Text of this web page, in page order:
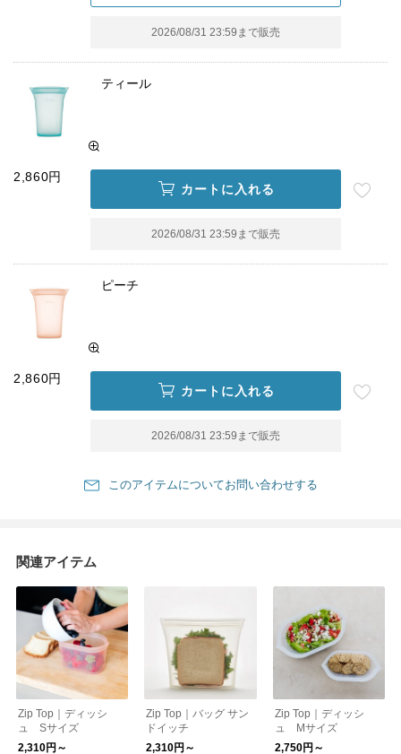
2026/08/31 23:59 まで販売
ティール
2,860円
カートに入れる
2026/08/31 23:59 まで販売
ピーチ
2,860円
カートに入れる
2026/08/31 23:59 まで販売
このアイテムについてお問い合わせする
関連アイテム
Zip Top｜ディッシ
ュ Sサイズ
2,310円～
Zip Top｜バッグ サン
ドイッチ
2,310円～
Zip Top｜ディッシ
ュ Mサイズ
2,750円～